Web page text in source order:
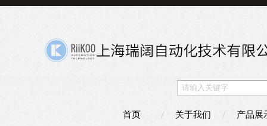
首页 关于我们 产品展